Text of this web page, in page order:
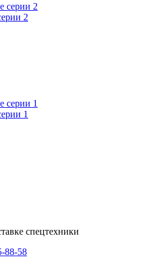
2
1
спецтехники
88-58